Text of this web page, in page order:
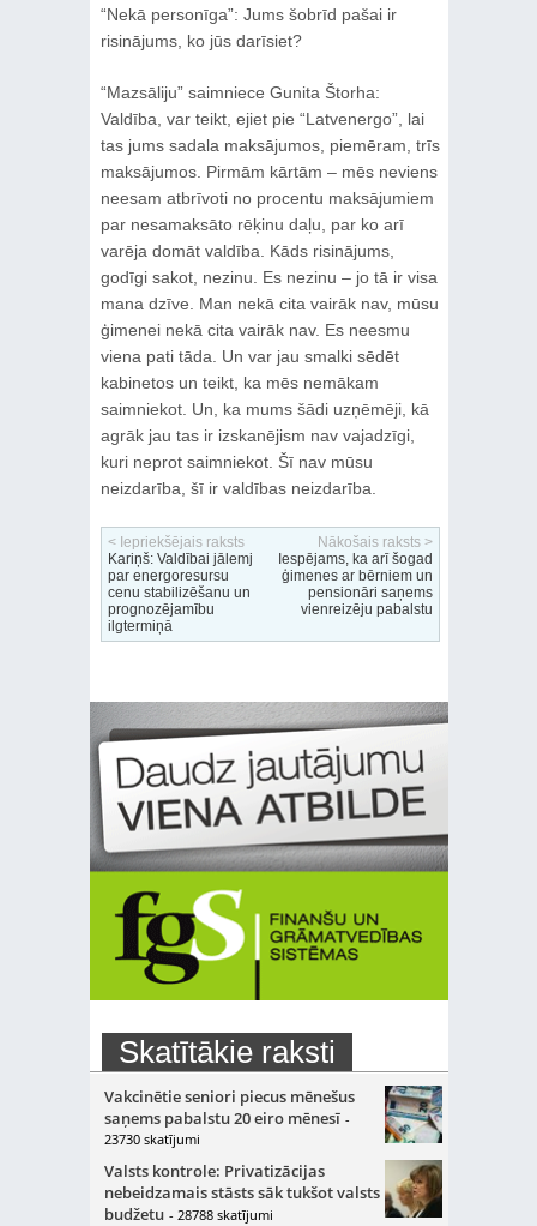
“Nekā personīga”: Jums šobrīd pašai ir
risinājums, ko jūs darīsiet?
“Mazsāliju” saimniece Gunita Štorha:
Valdība, var teikt, ejiet pie “Latvenergo”, lai
tas jums sadala maksājumos, piemēram, trīs
maksājumos. Pirmām kārtām – mēs neviens
neesam atbrīvoti no procentu maksājumiem
par nesamaksāto rēķinu daļu, par ko arī
varēja domāt valdība. Kāds risinājums,
godīgi sakot, nezinu. Es nezinu – jo tā ir visa
mana dzīve. Man nekā cita vairāk nav, mūsu
ģimenei nekā cita vairāk nav. Es neesmu
viena pati tāda. Un var jau smalki sēdēt
kabinetos un teikt, ka mēs nemākam
saimniekot. Un, ka mums šādi uzņēmēji, kā
agrāk jau tas ir izskanējism nav vajadzīgi,
kuri neprot saimniekot. Šī nav mūsu
neizdarība, šī ir valdības neizdarība.
< Iepriekšējais raksts
Kariņš: Valdībai jālemj
par energoresursu
cenu stabilizēšanu un
prognozējamību
ilgtermiņā
Nākošais raksts >
Iespējams, ka arī šogad
ģimenes ar bērniem un
pensionāri saņems
vienreizēju pabalstu
Skatītākie raksti
Vakcinētie seniori piecus mēnešus
saņems pabalstu 20 eiro mēnesī -
23730 skatījumi
Valsts kontrole: Privatizācijas
nebeidzamais stāsts sāk tukšot valsts
budžetu - 28788 skatījumi